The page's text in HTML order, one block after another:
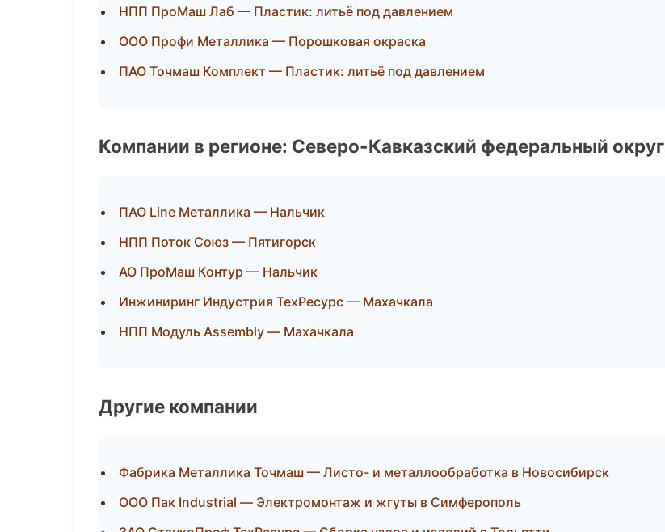
НПП ПроМаш Лаб — Пластик: литьё под давлением
ООО Профи Металлика — Порошковая окраска
ПАО Точмаш Комплект — Пластик: литьё под давлением
Компании в регионе: Северо-Кавказский федеральный округ
ПАО Line Металлика — Нальчик
НПП Поток Союз — Пятигорск
АО ПроМаш Контур — Нальчик
Инжиниринг Индустрия ТехРесурс — Махачкала
НПП Модуль Assembly — Махачкала
Другие компании
Фабрика Металлика Точмаш — Листо- и металлообработка в Новосибирск
ООО Пак Industrial — Электромонтаж и жгуты в Симферополь